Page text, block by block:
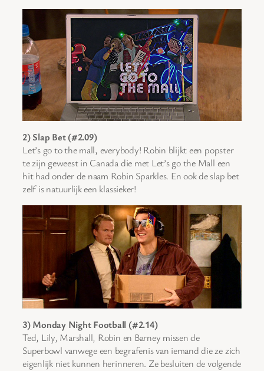
2) Slap Bet (#2.09)
Let’s go to the mall, everybody! Robin blijkt een popster
te zijn geweest in Canada die met Let’s go the Mall een
hit had onder de naam Robin Sparkles. En ook de slap bet
zelf is natuurlijk een klassieker!
3) Monday Night Football (#2.14)
Ted, Lily, Marshall, Robin en Barney missen de
Superbowl vanwege een begrafenis van iemand die ze zich
eigenlijk niet kunnen herinneren. Ze besluiten de volgende